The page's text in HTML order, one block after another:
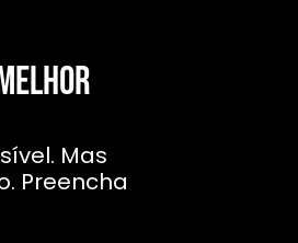
Mas
Preencha